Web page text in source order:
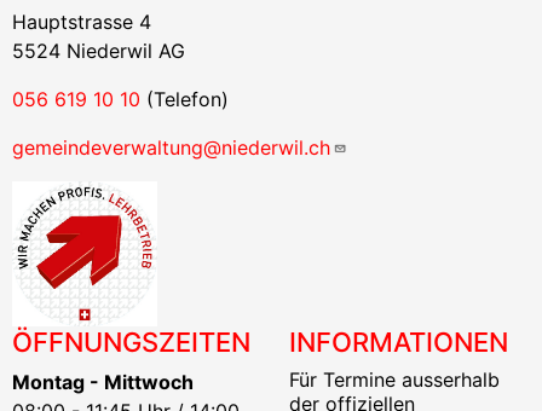
Hauptstrasse 4
5524 Niederwil AG
056 619 10 10 (Telefon)
gemeindeverwaltung@niederwil.ch
ÖFFNUNGSZEITEN
Montag - Mittwoch
INFORMATIONEN
Für Termine ausserhalb
der offiziellen